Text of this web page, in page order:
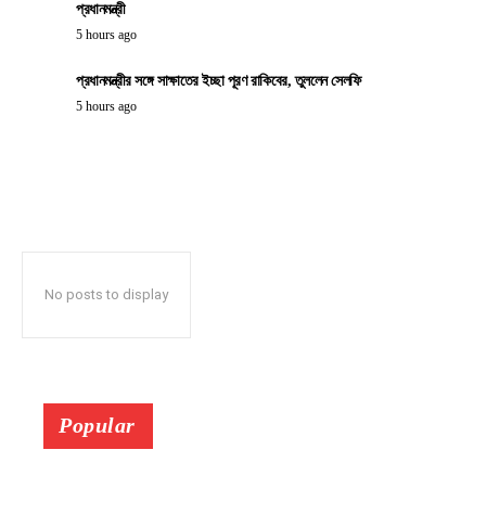
প্রধানমন্ত্রী
5 hours ago
প্রধানমন্ত্রীর সঙ্গে সাক্ষাতের ইচ্ছা পূরণ রাকিবের, তুললেন সেলফি
5 hours ago
No posts to display
Popular